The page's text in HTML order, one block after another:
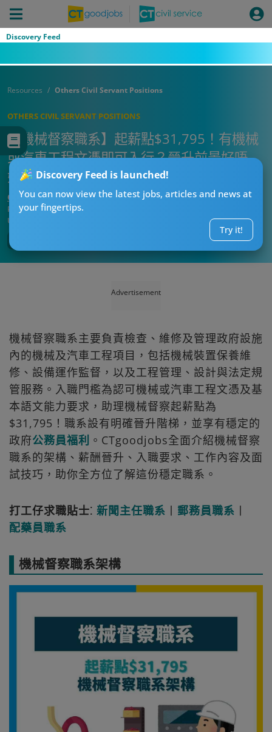
Discovery Feed
Discovery Feed is launched!
You can now view the latest jobs, articles and news at
your fingertips.
Try it!
Resources Others Civil Servant Positions
OTHERS CIVIL SERVANT POSITIONS
【機械督察職系】起薪點$31,795！有機械
或汽車工程文憑即可入行？晉升前景好唔
好？即睇薪酬＋職責懶人包
CT求職戰略師
Published:2026-07-29 12:34
Updated:
Advertisement
機械督察職系主要負責檢查、維修及管理政府設施
內的機械及汽車工程項目，包括機械裝置保養維
修、設備運作監督，以及工程管理、設計與法定規
管服務。入職門檻為認可機械或汽車工程文憑及基
本語文能力要求，助理機械督察起薪點為
$31,795！職系設有明確晉升階梯，並享有穩定的
政府公務員福利 。CTgoodjobs全面介紹機械督察
職系的架構、薪酬晉升、入職要求、工作內容及面
試技巧，助你全方位了解這份穩定職系。
打工仔求職貼士⁚ 新聞主任職系 丨 郵務員職系 丨
配藥員職系
機械督察職系架構